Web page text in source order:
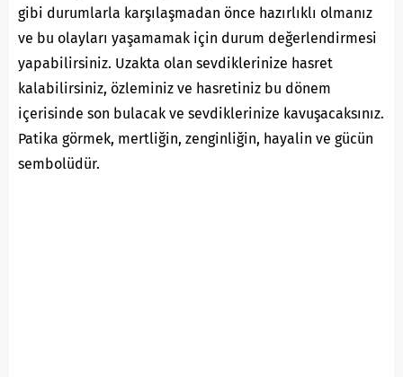
gibi durumlarla karşılaşmadan önce hazırlıklı olmanız
ve bu olayları yaşamamak için durum değerlendirmesi
yapabilirsiniz. Uzakta olan sevdiklerinize hasret
kalabilirsiniz, özleminiz ve hasretiniz bu dönem
içerisinde son bulacak ve sevdiklerinize kavuşacaksınız.
Patika görmek, mertliğin, zenginliğin, hayalin ve gücün
sembolüdür.